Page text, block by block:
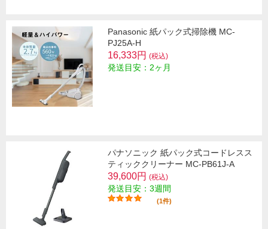
Panasonic 紙パック式掃除機 MC-
PJ25A-H
16,333円 (税込)
発送目安：2ヶ月
パナソニック 紙パック式コードレスス
ティッククリーナー MC-PB61J-A
39,600円 (税込)
発送目安：3週間
(1件)